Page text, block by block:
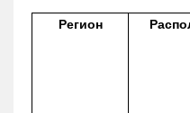
Регион